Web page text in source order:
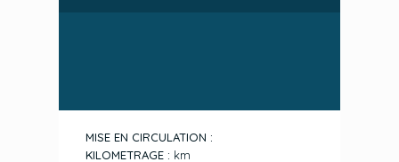
MISE EN CIRCULATION :
KILOMETRAGE : km